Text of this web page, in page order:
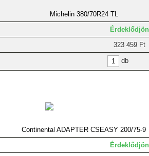
Michelin 380/70R24 TL
Érdeklődjön
323 459 Ft
db
Continental ADAPTER CSEASY 200/75-9
Érdeklődjön